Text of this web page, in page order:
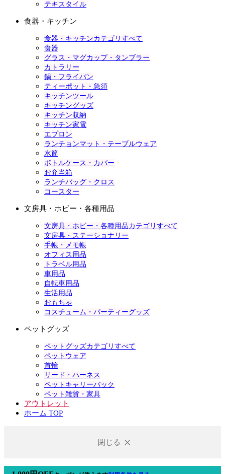
テキスタイル
食器・キッチン
食器・キッチンカテゴリすべて
食器
グラス・マグカップ・タンブラー
カトラリー
鍋・フライパン
ティーポット・急須
キッチンツール
キッチングッズ
キッチン収納
キッチン家電
エプロン
ランチョンマット・テーブルウェア
水筒
ボトルケース・カバー
お弁当箱
ランチバッグ・クロス
コースター
文房具・ホビー・各種用品
文房具・ホビー・各種用品カテゴリすべて
文房具・ステーショナリー
手帳・メモ帳
オフィス用品
トラベル用品
車用品
自転車用品
生活用品
おもちゃ
コスチューム・パーティーグッズ
ペットグッズ
ペットグッズカテゴリすべて
ペットウェア
首輪
リード・ハーネス
ペットキャリーバック
ペット雑貨・家具
アウトレット
ホーム TOP
閉じる